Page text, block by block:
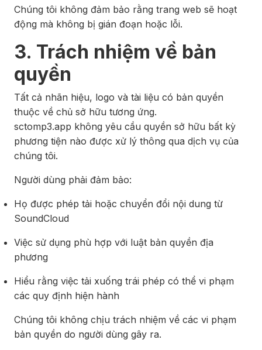
Chúng tôi không đảm bảo rằng trang web sẽ hoạt
động mà không bị gián đoạn hoặc lỗi.
3. Trách nhiệm về bản
quyền
Tất cả nhãn hiệu, logo và tài liệu có bản quyền
thuộc về chủ sở hữu tương ứng.
sctomp3.app không yêu cầu quyền sở hữu bất kỳ
phương tiện nào được xử lý thông qua dịch vụ của
chúng tôi.
Người dùng phải đảm bảo:
Họ được phép tải hoặc chuyển đổi nội dung từ
SoundCloud
Việc sử dụng phù hợp với luật bản quyền địa
phương
Hiểu rằng việc tải xuống trái phép có thể vi phạm
các quy định hiện hành
Chúng tôi không chịu trách nhiệm về các vi phạm
bản quyền do người dùng gây ra.